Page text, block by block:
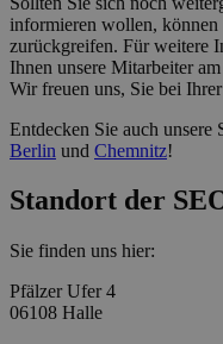
informieren wollen, können
zurückgreifen. Für weitere
Ihnen unsere Mitarbeiter am
Wir freuen uns, Sie bei
Entdecken Sie auch unsere
Berlin und Chemnitz!
Standort der
Sie finden uns hier:
Pfälzer Ufer 4
06108 Halle